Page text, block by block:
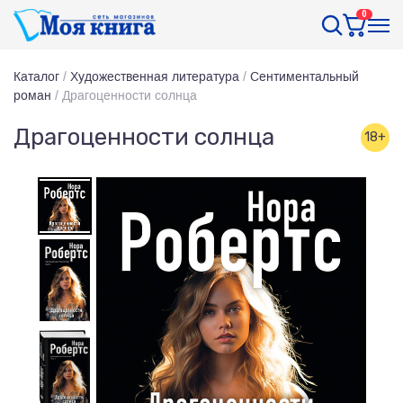
0
Каталог / Художественная литература / Сентиментальный
роман / Драгоценности солнца
Драгоценности солнца 18+